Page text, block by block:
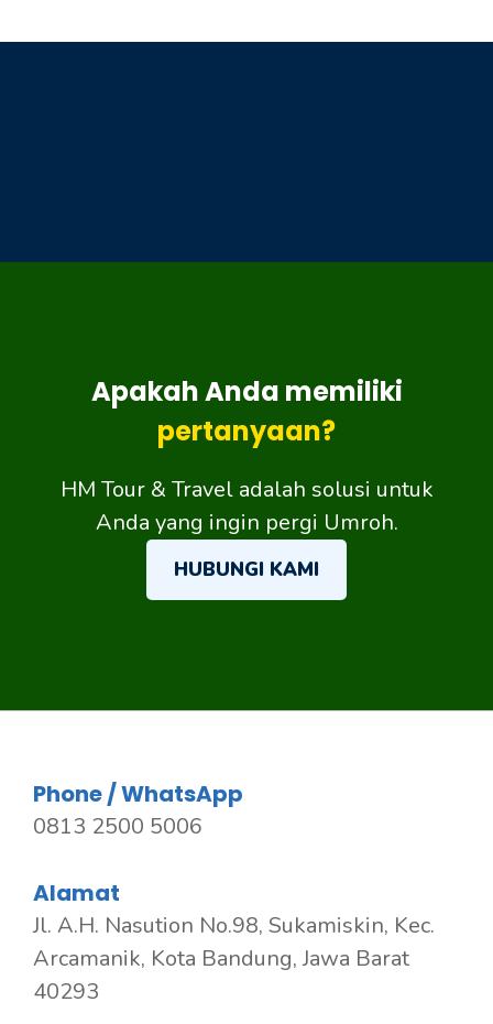
Apakah Anda memiliki
pertanyaan?
HM Tour & Travel adalah solusi untuk
Anda yang ingin pergi Umroh.
HUBUNGI KAMI
Phone / WhatsApp
0813 2500 5006
Alamat
Jl. A.H. Nasution No.98, Sukamiskin, Kec.
Arcamanik, Kota Bandung, Jawa Barat
40293